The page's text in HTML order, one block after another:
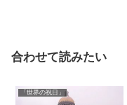
合わせて読みたい
「世界の祝日」